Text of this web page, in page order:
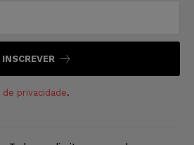
INSCREVER
de privacidade.